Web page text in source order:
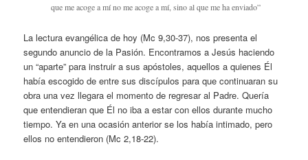
que me acoge a mí no me acoge a mí, sino al que me ha enviado”
La lectura evangélica de hoy (Mc 9,30-37), nos presenta el
segundo anuncio de la Pasión. Encontramos a Jesús haciendo
un “aparte” para instruir a sus apóstoles, aquellos a quienes Él
había escogido de entre sus discípulos para que continuaran su
obra una vez llegara el momento de regresar al Padre. Quería
que entendieran que Él no iba a estar con ellos durante mucho
tiempo. Ya en una ocasión anterior se los había intimado, pero
ellos no entendieron (Mc 2,18-22).